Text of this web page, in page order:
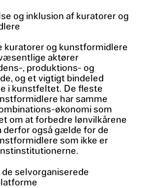
og inklusion af kuratorer og
kuratorer og kunstformidlere
aktører
, produktions- og
og et vigtigt bindeled
i kunstfeltet. De fleste
har samme
økonomi som
om at forbedre lønvilkårene
derfor også gælde for de
som ikke er
selvorganiserede